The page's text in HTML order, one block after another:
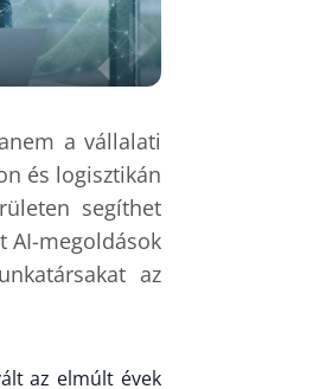
a vállalati
és logisztikán
segíthet
AI-megoldások
az
az elmúlt évek